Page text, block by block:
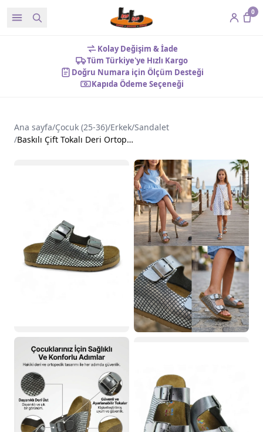
0
Kolay Değişim & İade
Tüm Türkiye'ye Hızlı Kargo
Doğru Numara için Ölçüm Desteği
Kapıda Ödeme Seçeneği
Ana sayfa/Çocuk (25-36)/Erkek/Sandalet
/
Baskılı Çift Tokalı Deri Ortopedik Çocuk Terlik Platin